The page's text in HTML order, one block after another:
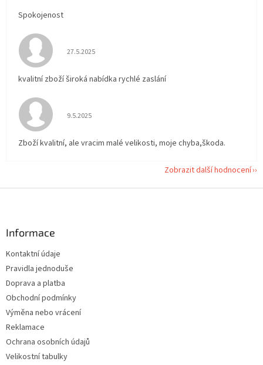
Spokojenost
Hodnocení obchodu je 5 z 5 hvězdiček.
27.5.2025
kvalitní zboží široká nabídka rychlé zaslání
Hodnocení obchodu je 5 z 5 hvězdiček.
9.5.2025
Zboží kvalitní, ale vracim malé velikosti, moje chyba,škoda.
Zobrazit další hodnocení
Informace
Kontaktní údaje
Pravidla jednoduše
Doprava a platba
Obchodní podmínky
Výměna nebo vrácení
Reklamace
Ochrana osobních údajů
Velikostní tabulky